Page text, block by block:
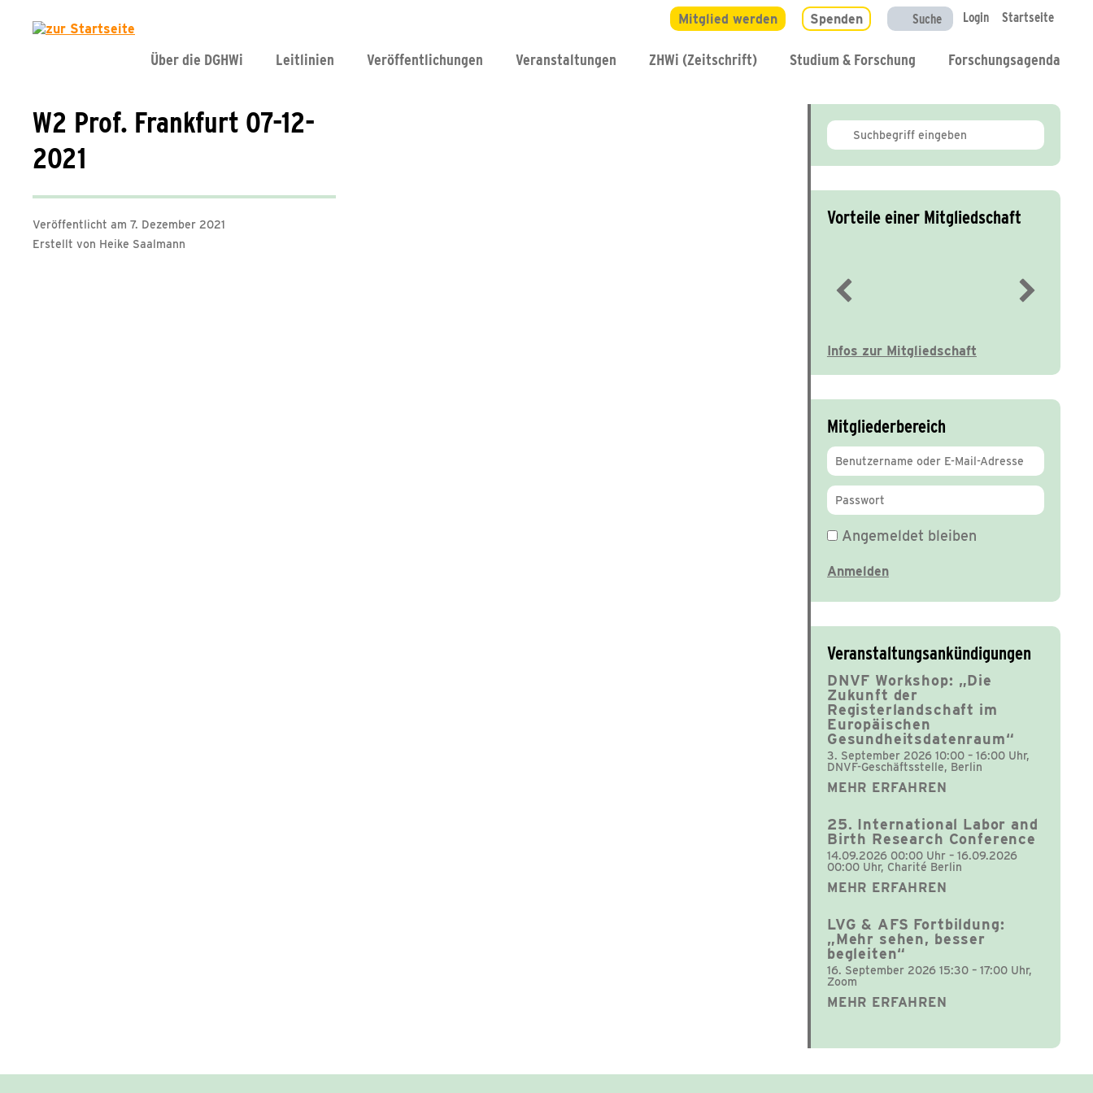
Mitglied werden Spenden Suche Login Startseite
Über die DGHWi Leitlinien Veröffentlichungen Veranstaltungen ZHWi (Zeitschrift) Studium & Forschung Forschungsagenda
W2 Prof. Frankfurt 07-12-
2021
Veröffentlicht am 7. Dezember 2021
Erstellt von Heike Saalmann
Vorteile einer Mitgliedschaft
Infos zur Mitgliedschaft
Mitgliederbereich
Angemeldet bleiben
Veranstaltungsankündigungen
DNVF Workshop: „Die
Zukunft der
Registerlandschaft im
Europäischen
Gesundheitsdatenraum“
3. September 2026 10:00 – 16:00 Uhr,
DNVF-Geschäftsstelle, Berlin
MEHR ERFAHREN
25. International Labor and
Birth Research Conference
14.09.2026 00:00 Uhr – 16.09.2026
00:00 Uhr, Charité Berlin
MEHR ERFAHREN
LVG & AFS Fortbildung:
„Mehr sehen, besser
begleiten“
16. September 2026 15:30 – 17:00 Uhr,
Zoom
MEHR ERFAHREN